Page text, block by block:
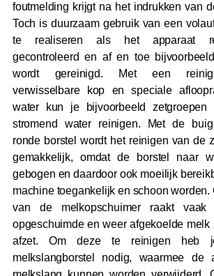
foutmelding krijgt na het indrukken van
Toch is duurzaam gebruik van een
te realiseren als het apparaat
gecontroleerd en af en toe
wordt gereinigd. Met een
verwisselbare kop en speciale
water kun je bijvoorbeeld zetgroepen
stromend water reinigen. Met de
ronde borstel wordt het reinigen van de
gemakkelijk, omdat de borstel naar
gebogen en daardoor ook moeilijk
machine toegankelijk en schoon worden.
van de melkopschuimer raakt vaak
opgeschuimde en weer afgekoelde melk
afzet. Om deze te reinigen heb
melkslangborstel nodig, waarmee de